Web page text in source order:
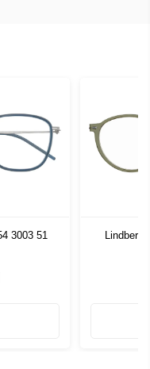
3003 51
Lindberg